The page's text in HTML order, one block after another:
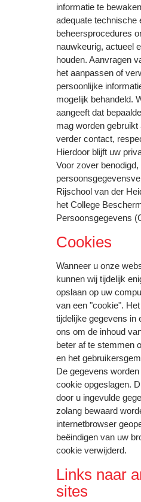
informatie te
adequate technische
beheersprocedures
nauwkeurig, actueel
houden. Aanvragen
het aanpassen of
persoonlijke
mogelijk behandeld.
aangeeft dat
mag worden
verder contact,
Hierdoor blijft uw
Voor zover benodigd,
Rijschool van der
het College
Persoonsgegevens
Cookies
Wanneer u onze
kunnen wij tijdelijk
opslaan op uw
van een "cookie".
tijdelijke gegevens in
ons om de inhoud
beter af te stemmen
en het
De gegevens
cookie opgeslagen.
door u ingevulde
zolang bewaard
internetbrowser
beëindigen van uw
cookie verwijderd.
Links naar
sites